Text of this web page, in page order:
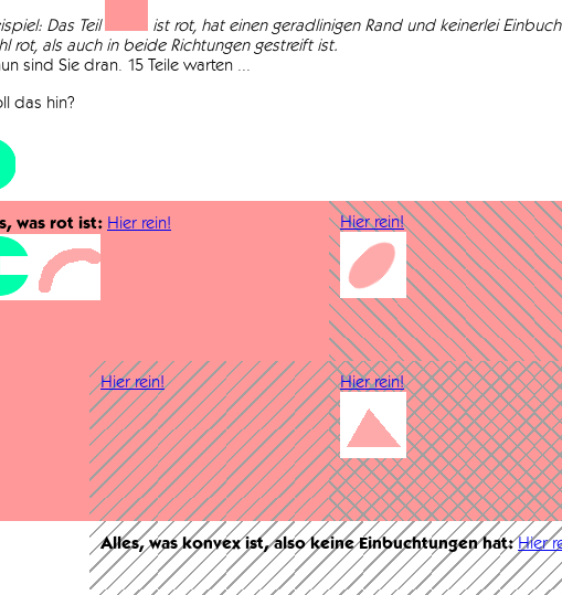
Das Teil
ist rot, hat einen geradlinigen Rand und keinerlei
rot, als auch in beide Richtungen gestreift ist.
sind Sie dran. 15 Teile warten ...
das hin?
was rot ist: Hier rein! Hier rein!
Hier rein! Hier rein!
Alles, was konvex ist, also keine Einbuchtungen hat:Hier